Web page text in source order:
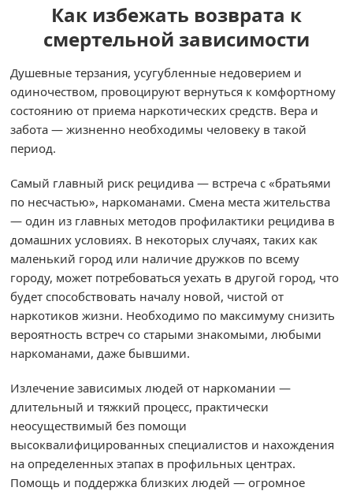
Как избежать возврата к
смертельной зависимости
Душевные терзания, усугубленные недоверием и
одиночеством, провоцируют вернуться к комфортному
состоянию от приема наркотических средств. Вера и
забота — жизненно необходимы человеку в такой
период.
Самый главный риск рецидива — встреча с «братьями
по несчастью», наркоманами. Смена места жительства
— один из главных методов профилактики рецидива в
домашних условиях. В некоторых случаях, таких как
маленький город или наличие дружков по всему
городу, может потребоваться уехать в другой город, что
будет способствовать началу новой, чистой от
наркотиков жизни. Необходимо по максимуму снизить
вероятность встреч со старыми знакомыми, любыми
наркоманами, даже бывшими.
Излечение зависимых людей от наркомании —
длительный и тяжкий процесс, практически
неосуществимый без помощи
высоквалифицированных специалистов и нахождения
на определенных этапах в профильных центрах.
Помощь и поддержка близких людей — огромное